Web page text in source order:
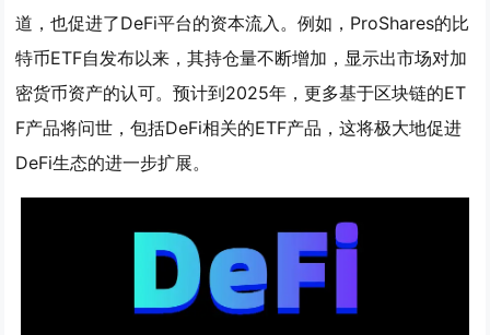
道，也促进了DeFi平台的资本流入。例如，ProShares的比
特币ETF自发布以来，其持仓量不断增加，显示出市场对加
密货币资产的认可。预计到2025年，更多基于区块链的ET
F产品将问世，包括DeFi相关的ETF产品，这将极大地促进
DeFi生态的进一步扩展。